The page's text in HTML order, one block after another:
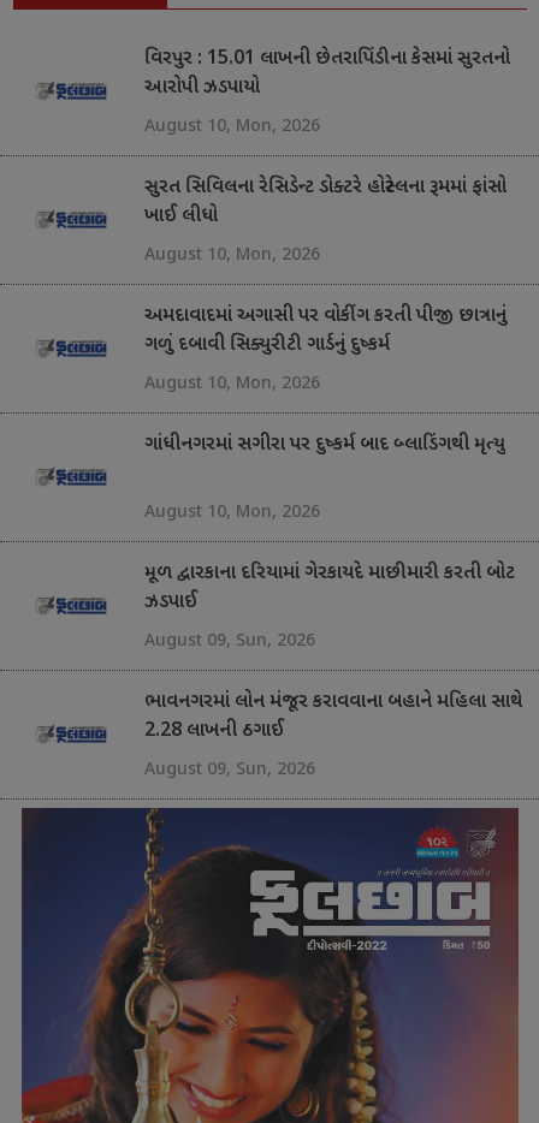
વિરપુર : 15.01 લાખની છેતરાપિંડીના કેસમાં સુરતનો
આરોપી ઝડપાયો
August 10, Mon, 2026
સુરત સિવિલના રેસિડેન્ટ ડોક્ટરે હોસ્ટેલના રૂમમાં ફાંસો
ખાઈ લીધો
August 10, Mon, 2026
અમદાવાદમાં અગાસી પર વોકીંગ કરતી પીજી છાત્રાનું
ગળું દબાવી સિક્યુરીટી ગાર્ડનું દુષ્કર્મ
August 10, Mon, 2026
ગાંધીનગરમાં સગીરા પર દુષ્કર્મ બાદ બ્લાડિંગથી મૃત્યુ
August 10, Mon, 2026
મૂળ દ્વારકાના દરિયામાં ગેરકાયદે માછીમારી કરતી બોટ
ઝડપાઈ
August 09, Sun, 2026
ભાવનગરમાં લોન મંજૂર કરાવવાના બહાને મહિલા સાથે
2.28 લાખની ઠગાઈ
August 09, Sun, 2026